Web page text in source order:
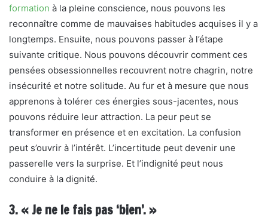
formation à la pleine conscience, nous pouvons les
reconnaître comme de mauvaises habitudes acquises il y a
longtemps. Ensuite, nous pouvons passer à l’étape
suivante critique. Nous pouvons découvrir comment ces
pensées obsessionnelles recouvrent notre chagrin, notre
insécurité et notre solitude. Au fur et à mesure que nous
apprenons à tolérer ces énergies sous-jacentes, nous
pouvons réduire leur attraction. La peur peut se
transformer en présence et en excitation. La confusion
peut s’ouvrir à l’intérêt. L’incertitude peut devenir une
passerelle vers la surprise. Et l’indignité peut nous
conduire à la dignité.
3. « Je ne le fais pas ‘bien’. »